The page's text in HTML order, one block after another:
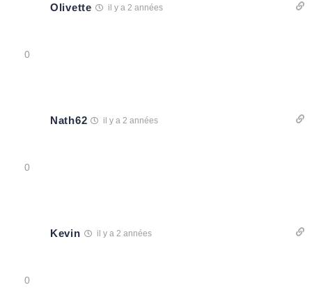
Olivette il y a 2 années
0
Nath62 il y a 2 années
0
Kevin il y a 2 années
0